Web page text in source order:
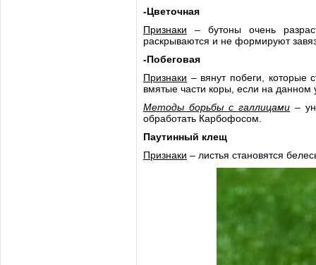
-Цветочная
Признаки – бутоны очень
раскрываются и не формируют
-Побеговая
Признаки – вянут побеги, которые
вмятые части коры, если на данном
Методы борьбы с галлицами –
обработать Карбофосом.
Паутинный клещ
Признаки – листья становятся